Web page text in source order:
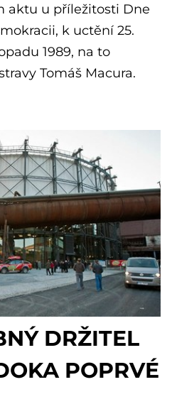
aktu u příležitosti Dne
k uctění 25.
1989, na to
Tomáš Macura.
DRŽITEL
POPRVÉ